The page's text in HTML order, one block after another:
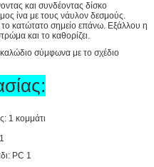
και συνδέοντας δίσκο
ίνα με τους νάυλον δεσμούς.
κατώτατο σημείο επάνω. Εξάλλου η
και το καθορίζει.
σύμφωνα με το σχέδιο
1 κομμάτι
PC 1